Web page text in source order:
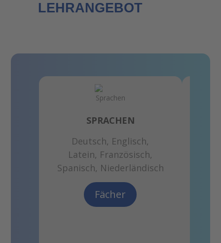
LEHRANGEBOT
SPRACHEN
Deutsch, Englisch,
Latein, Französisch,
Spanisch, Niederländisch
Fächer